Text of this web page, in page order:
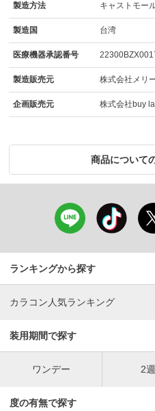
製造方法 キャストモー
製造国 台湾
医療機器承認番号
製造販売元 株式会社メリ
企画販売元 株式会社buy
商品について
ランキングから探す
カラコン人気ランキング
装用期間で探す
ワンデー 2
度の有無で探す